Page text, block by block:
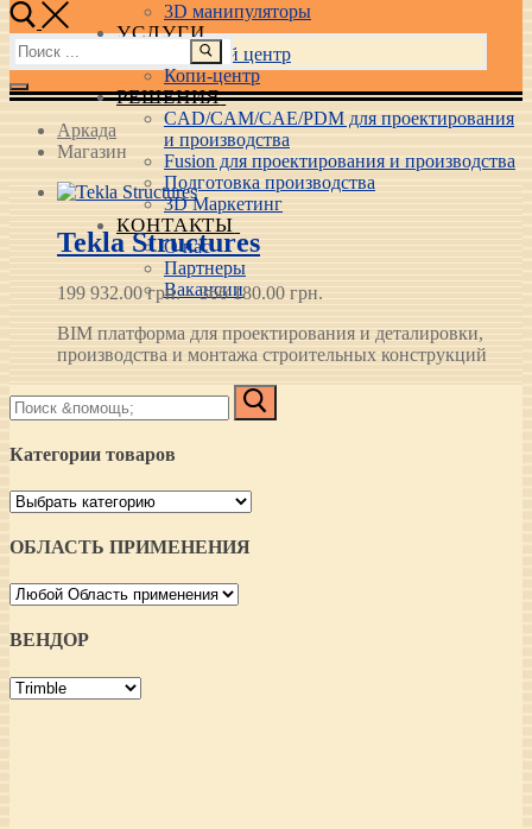
3D манипуляторы
УСЛУГИ
Учебный центр
Копи-центр
РЕШЕНИЯ
CAD/CAM/CAE/PDM для проектирования
и производства
Fusion для проектирования и производства
Подготовка производства
3D Маркетинг
КОНТАКТЫ
О нас
Партнеры
Вакансии
Найти:
Аркада
Магазин
Tekla Structures
199 932.00грн. – 366 180.00 грн.
199 932.00 грн.
–
BIM платформа для проектирования и деталировки,
производства и монтажа строительных конструкций
Найти:
Категории товаров
ОБЛАСТЬ ПРИМЕНЕНИЯ
ВЕНДОР